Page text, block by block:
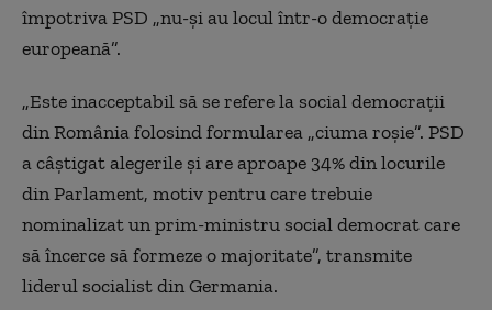
împotriva PSD „nu-și au locul într-o democrație
europeană”.
„Este inacceptabil să se refere la social democrații
din România folosind formularea „ciuma roșie”. PSD
a câștigat alegerile și are aproape 34% din locurile
din Parlament, motiv pentru care trebuie
nominalizat un prim-ministru social democrat care
să încerce să formeze o majoritate”, transmite
liderul socialist din Germania.